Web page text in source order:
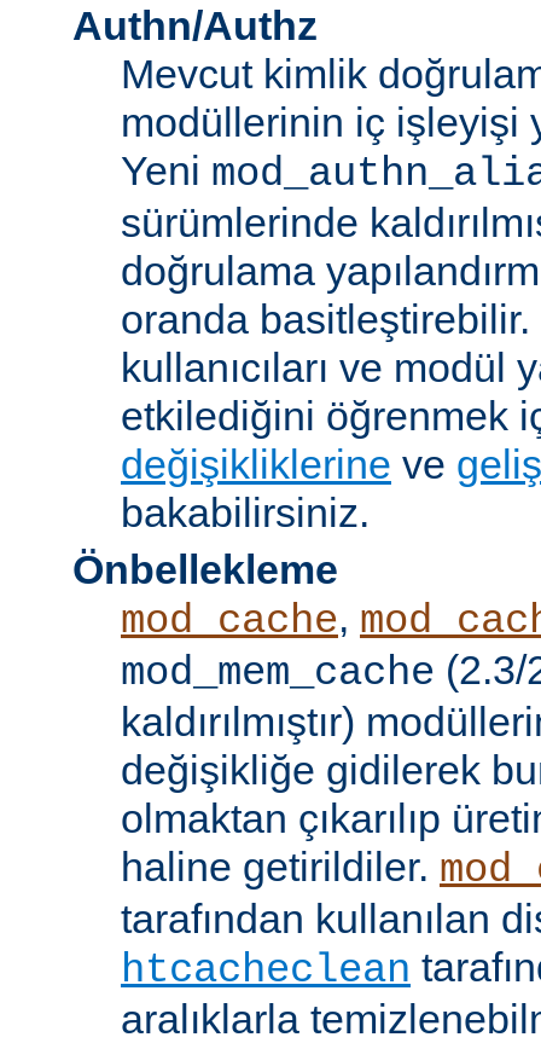
Authn/Authz
Mevcut kimlik
modüllerinin iç işleyişi
Yeni
sürümlerinde
doğrulama
oranda
kullanıcıları ve modül
etkilediğini öğrenmek
değişikliklerine ve
bakabilirsiniz.
Önbellekleme
mod_cache,
mod_mem_cache (2.3/
kaldırılmıştır)
değişikliğe gidilerek
olmaktan çıkarılıp
haline getirildiler.
tarafından kullanılan
htcacheclean
aralıklarla